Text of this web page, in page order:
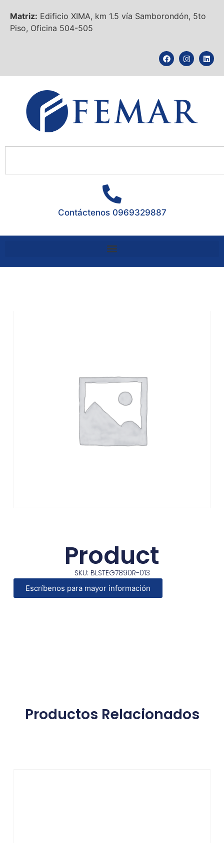
Matriz: Edificio XIMA, km 1.5 vía Samborondón, 5to
Piso, Oficina 504-505
Contáctenos 0969329887
Product
SKU: BLSTEG7890R-013
Escríbenos para mayor información
Productos Relacionados